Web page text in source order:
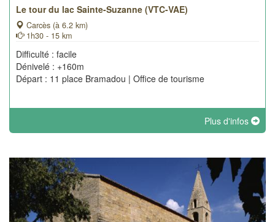
Le tour du lac Sainte-Suzanne (VTC-VAE)
Carcès (à 6.2 km)
1h30 - 15 km
Difficulté : facile
Dénivelé : +160m
Départ : 11 place Bramadou | Office de tourisme
Plus d'infos